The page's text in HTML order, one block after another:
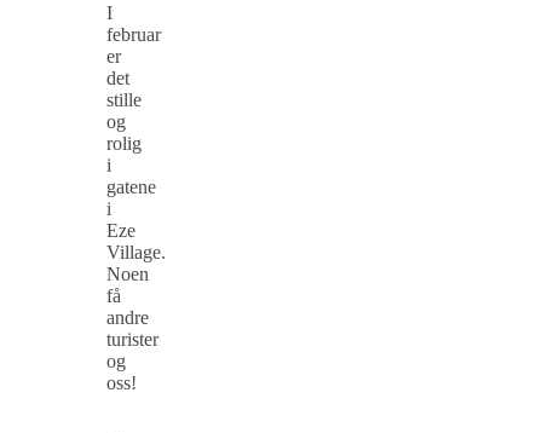
I
februar
er
det
stille
og
rolig
i
gatene
i
Eze
Village.
Noen
få
andre
turister
og
oss!